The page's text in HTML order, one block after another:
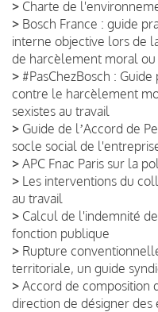
> Charte de
> Bosch France : guide
interne objective lors de
de harcèlement moral ou
> #PasChezBosch :
contre le harcèlement
sexistes au travail
> Guide de lʼAccord de
socle social de
> APC Fnac Paris sur la
> Les interventions du
au travail
> Calcul de l'indemnité
fonction publique
> Rupture
territoriale, un guide
> Accord de composition
direction de désigner des